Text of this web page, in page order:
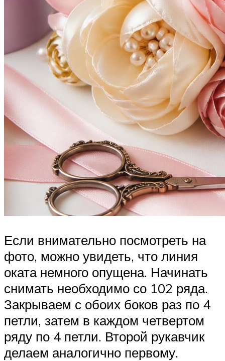
Если внимательно посмотреть на
фото, можно увидеть, что линия
оката немного опущена. Начинать
снимать необходимо со 102 ряда.
Закрываем с обоих боков раз по 4
петли, затем в каждом четвертом
ряду по 4 петли. Второй рукавчик
делаем аналогично первому.